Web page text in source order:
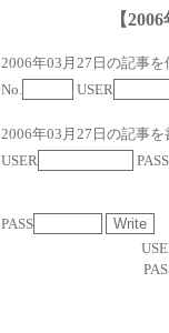
【
2006年03月27日の記事
No.
USER
2006年03月27日の記事を
USER
PASS
PASS